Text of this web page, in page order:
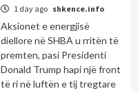
1 day ago shkence.info
Aksionet e energjisë
diellore në SHBA u rritën të
premten, pasi Presidenti
Donald Trump hapi një front
të ri në luftën e tij tregtare